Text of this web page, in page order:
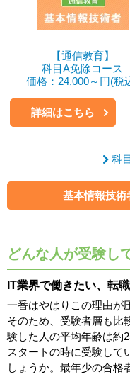
【通信教育】
科目A免除コース
価格：24,000～円(税
詳細はこちら
科
基本情報技術
どんな人が受験し
IT業界で働きたい、転
一番はやはりこの理由が
そのため、受験者層も比
験した人の平均年齢は約
スタートの時に受験して
しょうか。最年少の合格